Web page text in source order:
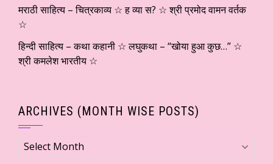
मराठी साहित्य – चित्रकाव्य ☆ ह व्या स? ☆ श्री प्रमोद वामन वर्तक
☆
हिन्दी साहित्य – कथा कहानी ☆ लघुकथा – “खोया हुआ कुछ…” ☆
श्री कमलेश भारतीय ☆
ARCHIVES (MONTH WISE POSTS)
Archives
(Month